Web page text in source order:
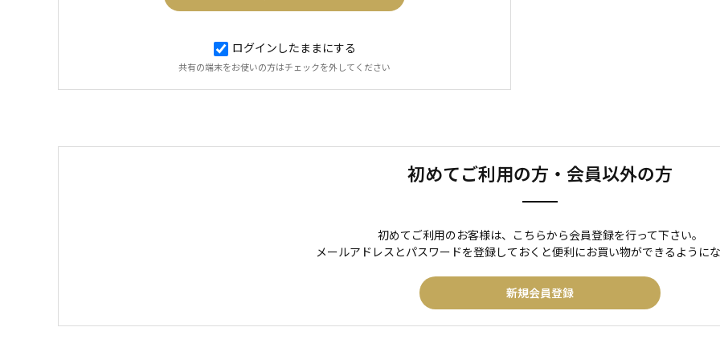
ログインしたままにする
共有の端末をお使いの方はチェックを外してください
初めてご利用の方・会員以外の方
初めてご利用のお客様は、こちらから会員登録を行って下さい。
メールアドレスとパスワードを登録しておくと便利にお買い物ができるように